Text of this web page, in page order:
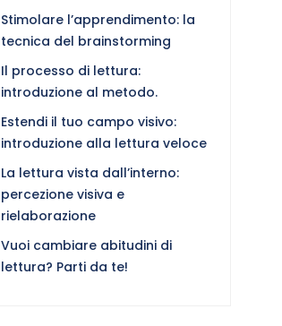
Stimolare l’apprendimento: la
tecnica del brainstorming
Il processo di lettura:
introduzione al metodo.
Estendi il tuo campo visivo:
introduzione alla lettura veloce
La lettura vista dall’interno:
percezione visiva e
rielaborazione
Vuoi cambiare abitudini di
lettura? Parti da te!